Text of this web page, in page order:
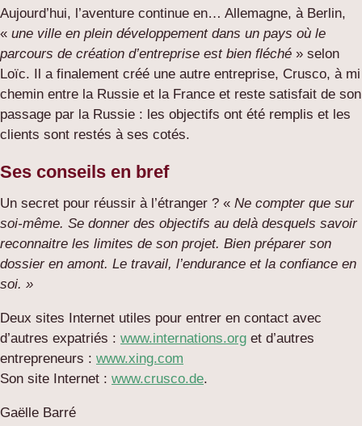
Aujourd’hui, l’aventure continue en… Allemagne, à Berlin,
« une ville en plein développement dans un pays où le
parcours de création d’entreprise est bien fléché » selon
Loïc. Il a finalement créé une autre entreprise, Crusco, à mi
chemin entre la Russie et la France et reste satisfait de son
passage par la Russie : les objectifs ont été remplis et les
clients sont restés à ses cotés.
Ses conseils en bref
Un secret pour réussir à l’étranger ? « Ne compter que sur
soi-même. Se donner des objectifs au delà desquels savoir
reconnaitre les limites de son projet. Bien préparer son
dossier en amont. Le travail, l’endurance et la confiance en
soi. »
Deux sites Internet utiles pour entrer en contact avec
d’autres expatriés : www.internations.org et d’autres
entrepreneurs : www.xing.com
Son site Internet : www.crusco.de.
Gaëlle Barré